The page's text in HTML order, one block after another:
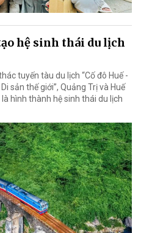
hệ sinh thái du lịch
tuyến tàu du lịch “Cố đô Huế -
sản thế giới”, Quảng Trị và Huế
hình thành hệ sinh thái du lịch